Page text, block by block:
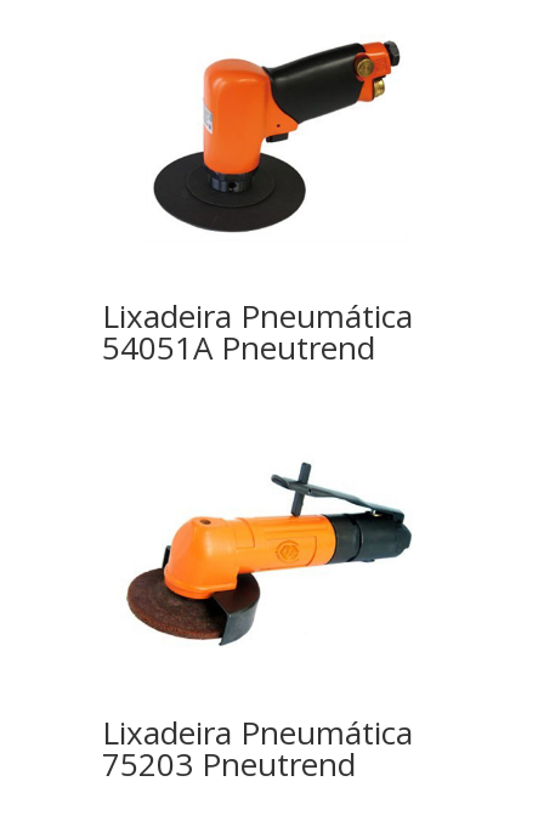
Lixadeira Pneumática
54051A Pneutrend
Lixadeira Pneumática
75203 Pneutrend